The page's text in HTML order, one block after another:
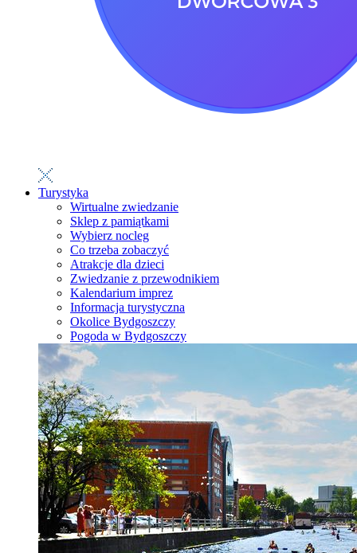
Turystyka
Wirtualne zwiedzanie
Sklep z pamiątkami
Wybierz nocleg
Co trzeba zobaczyć
Atrakcje dla dzieci
Zwiedzanie z przewodnikiem
Kalendarium imprez
Informacja turystyczna
Okolice Bydgoszczy
Pogoda w Bydgoszczy